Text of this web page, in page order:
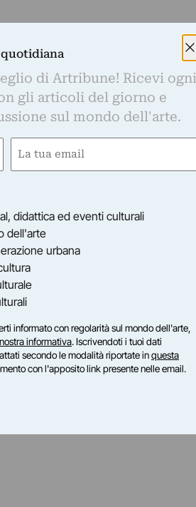
di Artribune! Ricevi ogni
gli articoli del giorno e
sul mondo dell'arte.
Email
didattica ed eventi culturali
dell'arte
urbana
informato con regolarità sul mondo dell'arte,
nostra informativa. Iscrivendoti i tuoi dati
secondo le modalità riportate inquesta
con l'apposito link presente nelle email.